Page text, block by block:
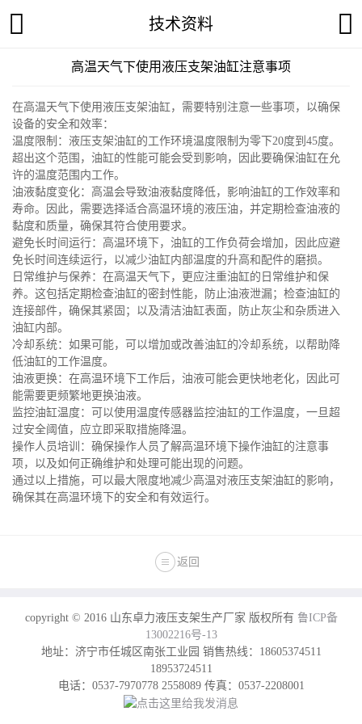
技术资料
高温天气下使用液压支架油缸注意事项
在高温天气下使用液压支架油缸，需要特别注意一些事项，以确保
设备的安全和效率：
温度限制：液压支架油缸的工作环境温度限制为零下20度到45度。
超出这个范围，油缸的性能可能会受到影响，因此要确保油缸在允
许的温度范围内工作。
油液黏度变化：高温会导致油液黏度降低，影响油缸的工作效率和
寿命。因此，需要选择适合高温环境的液压油，并定期检查油液的
黏度和质量，确保其符合使用要求。
避免长时间运行：高温环境下，油缸的工作负荷会增加，因此应避
免长时间连续运行，以减少油缸内部温度的升高和配件的磨损。
日常维护与保养：在高温天气下，更应注重油缸的日常维护和保
养。这包括定期检查油缸的密封性能，防止油液泄漏；检查油缸的
连接部件，确保其紧固；以及清洁油缸表面，防止灰尘和杂质进入
油缸内部。
冷却系统：如果可能，可以增加或改善油缸的冷却系统，以帮助降
低油缸的工作温度。
油液更换：在高温环境下工作后，油液可能会更快地老化，因此可
能需要更频繁地更换油液。
监控油缸温度：可以使用温度传感器监控油缸的工作温度，一旦超
过安全阈值，应立即采取措施降温。
操作人员培训：确保操作人员了解高温环境下操作油缸的注意事
项，以及如何正确维护和处理可能出现的问题。
通过以上措施，可以最大限度地减少高温对液压支架油缸的影响，
确保其在高温环境下的安全和有效运行。
返回
copyright © 2016 山东卓力液压支架生产厂家 版权所有 鲁ICP备
13002216号-13
地址：济宁市任城区南张工业园 销售热线：18605374511
18953724511
电话：0537-7970778 2558089 传真：0537-2208001